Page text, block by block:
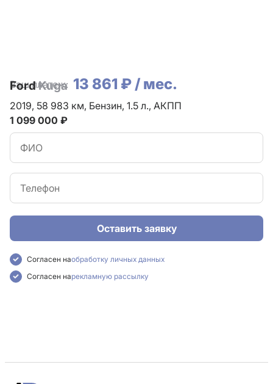
Ваш платеж: 13 861 ₽ / мес.
Оставить заявку
Согласен наобработку личных данных
Согласен нарекламную рассылку
FordKuga
2019, 58 983 км, Бензин, 1.5 л., АКПП
1 099 000 ₽